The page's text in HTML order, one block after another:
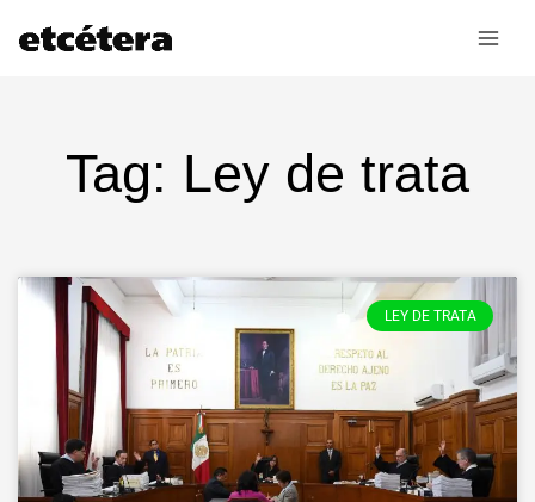
Tag: Ley de trata
LEY DE TRATA